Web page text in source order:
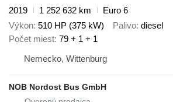
2019
1 252 632 km
Euro 6
Výkon 510 HP (375 kW) Palivo diesel
Počet miest 79 + 1 + 1
Nemecko, Wittenburg
NOB Nordost Bus GmbH